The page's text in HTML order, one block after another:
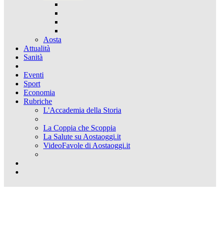
Aosta
Attualità
Sanità
Eventi
Sport
Economia
Rubriche
L'Accademia della Storia
La Coppia che Scoppia
La Salute su Aostaoggi.it
VideoFavole di Aostaoggi.it